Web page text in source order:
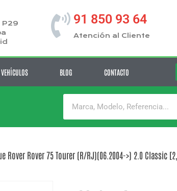
P29
91 850 93 64
Atención al Cliente
BLOG CONTACTO
Rover 75 Tourer (R/RJ)(06.2004->) 2.0 Classic